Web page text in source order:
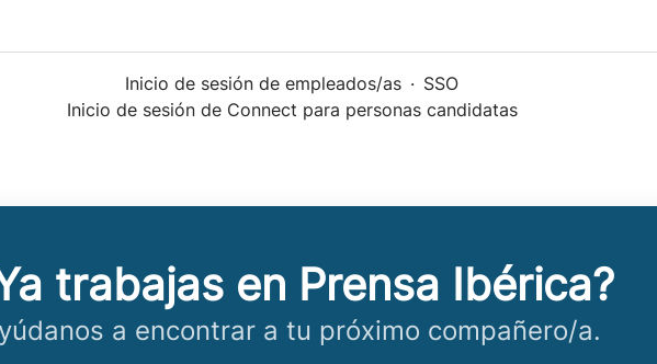
Inicio de sesión de empleados/as · SSO
Inicio de sesión de Connect para personas candidatas
trabajas en Prensa Ibérica?
a encontrar a tu próximo compañero/a.